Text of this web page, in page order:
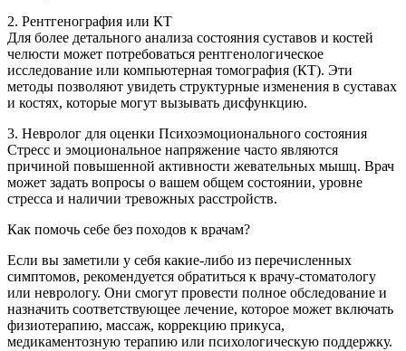
2. Рентгенография или КТ
Для более детального анализа состояния суставов и костей
челюсти может потребоваться рентгенологическое
исследование или компьютерная томография (КТ). Эти
методы позволяют увидеть структурные изменения в суставах
и костях, которые могут вызывать дисфункцию.
3. Невролог для оценки Психоэмоционального состояния
Стресс и эмоциональное напряжение часто являются
причиной повышенной активности жевательных мышц. Врач
может задать вопросы о вашем общем состоянии, уровне
стресса и наличии тревожных расстройств.
Как помочь себе без походов к врачам?
Если вы заметили у себя какие-либо из перечисленных
симптомов, рекомендуется обратиться к врачу-стоматологу
или неврологу. Они смогут провести полное обследование и
назначить соответствующее лечение, которое может включать
физиотерапию, массаж, коррекцию прикуса,
медикаментозную терапию или психологическую поддержку.